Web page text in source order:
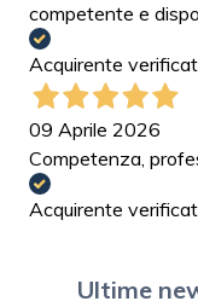
competente e
Acquirente
09 Aprile 2026
Competenza,
Acquirente
Ultime